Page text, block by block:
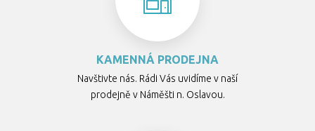
KAMENNÁ PRODEJNA
Navštivte nás. Rádi Vás uvidíme v naší
prodejně v Náměšti n. Oslavou.